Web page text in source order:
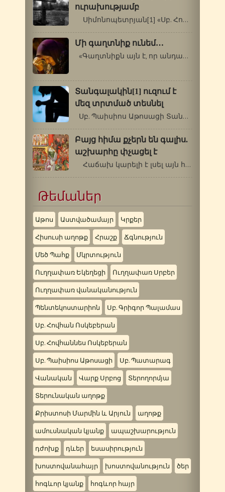
ուրախությամբ
Սիմոնոպետրյան[1] «Սբ. Հովհաննես…
Մի գաղտնիք ունեմ…
«Գաղտնիքն այն է, որ անդադար խնդրենք…
Տանգալակին[1] ուզում է
մեզ տրտմած տեսնել
Սբ. Պաիսիոս Աթոսացի Տանգալակին[1]…
Բայց հիմա քչերն են գալիս.
աշխարհը փչացել է
Հաճախ կարելի է լսել այն հեգնական…
Թեմաներ
Աթոս Աստվածամայր Կրքեր
Հիսուսի աղոթք Հրաշք Ճգնություն
Մեծ Պահք Մկրտություն
Ուղղափառ Եկեղեցի Ուղղափառ Սրբեր
Ուղղափառ վանականություն
Պենտեկոստարիոն Սբ. Գրիգոր Պալամաս
Սբ. Հովհան Ոսկեբերան
Սբ. Հովհաննես Ոսկեբերան
Սբ. Պաիսիոս Աթոսացի Սբ. Պատարագ
Վանական Վարք Սրբոց Տերողորմյա
Տերունական աղոթք
Քրիստոսի Մարմին և Արյուն աղոթք
ամուսնական կյանք ապաշխարություն
դժոխք դևեր եսասիրություն
խոստովանահայր խոստովանություն ծեր
հոգևոր կյանք հոգևոր հայր